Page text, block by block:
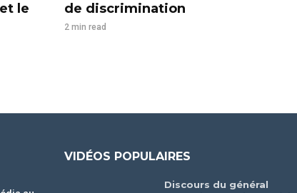
le
de discrimination
2 min read
VIDÉOS POPULAIRES
Discours du général